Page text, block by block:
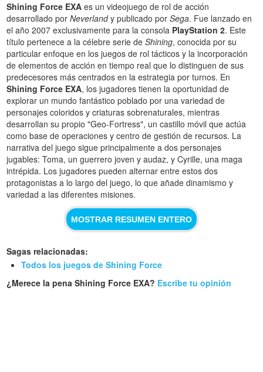
Shining Force EXA es un videojuego de rol de acción
desarrollado porNeverlandy publicado porSega. Fue lanzado en
el año 2007 exclusivamente para la consola PlayStation 2. Este
título pertenece a la célebre serie deShining, conocida por su
particular enfoque en los juegos de rol tácticos y la incorporación
de elementos de acción en tiempo real que lo distinguen de sus
predecesores más centrados en la estrategia por turnos. En
Shining Force EXA, los jugadores tienen la oportunidad de
explorar un mundo fantástico poblado por una variedad de
personajes coloridos y criaturas sobrenaturales, mientras
desarrollan su propio "Geo-Fortress", un castillo móvil que actúa
como base de operaciones y centro de gestión de recursos. La
narrativa del juego sigue principalmente a dos personajes
jugables: Toma, un guerrero joven y audaz, y Cyrille, una maga
intrépida. Los jugadores pueden alternar entre estos dos
protagonistas a lo largo del juego, lo que añade dinamismo y
variedad a las diferentes misiones.
MOSTRAR RESUMEN ENTERO
Sagas relacionadas:
Todos los juegos de Shining Force
¿Merece la pena Shining Force EXA? Escribe tu opinión